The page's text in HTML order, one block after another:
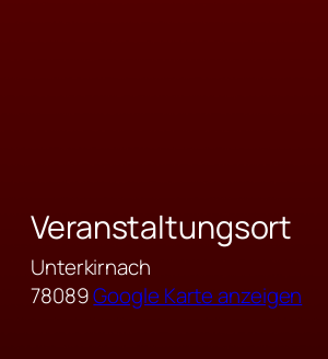
Veranstaltungsort
Unterkirnach
78089Google Karte anzeigen